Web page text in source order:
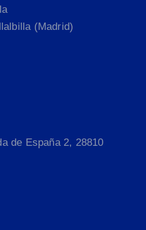
(Madrid)
de España 2, 28810